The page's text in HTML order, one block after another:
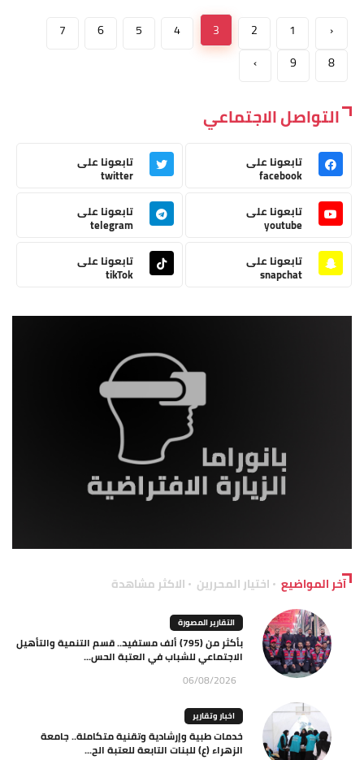
‹
1
2
3
4
5
6
7
8
9
›
التواصل الاجتماعي
تابعونا على
facebook
تابعونا على
twitter
تابعونا على
youtube
تابعونا على
telegram
تابعونا على
snapchat
تابعونا على
tikTok
آخر المواضيع اختيار المحررين الاكثر مشاهدة
التقارير المصورة
بأكثر من (795) ألف مستفيد.. قسم التنمية والتأهيل
الاجتماعي للشباب في العتبة الحس...
06/08/2026
اخبار وتقارير
خدمات طبية وإرشادية وتقنية متكاملة.. جامعة
الزهراء (ع) للبنات التابعة للعتبة الح...